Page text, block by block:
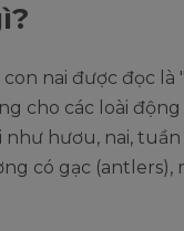
con nai được đọc là
cho các loài
như hươu, nai, tuần
có gạc (antlers),